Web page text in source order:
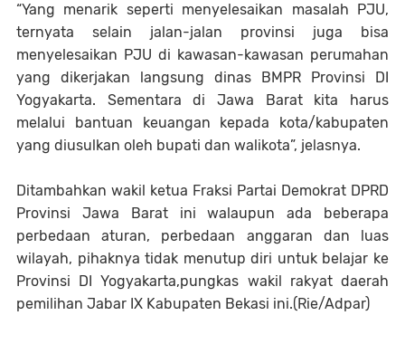
“Yang menarik seperti menyelesaikan masalah PJU,
ternyata selain jalan-jalan provinsi juga bisa
menyelesaikan PJU di kawasan-kawasan perumahan
yang dikerjakan langsung dinas BMPR Provinsi DI
Yogyakarta. Sementara di Jawa Barat kita harus
melalui bantuan keuangan kepada kota/kabupaten
yang diusulkan oleh bupati dan walikota”, jelasnya.
Ditambahkan wakil ketua Fraksi Partai Demokrat DPRD
Provinsi Jawa Barat ini walaupun ada beberapa
perbedaan aturan, perbedaan anggaran dan luas
wilayah, pihaknya tidak menutup diri untuk belajar ke
Provinsi DI Yogyakarta,pungkas wakil rakyat daerah
pemilihan Jabar IX Kabupaten Bekasi ini.(Rie/Adpar)